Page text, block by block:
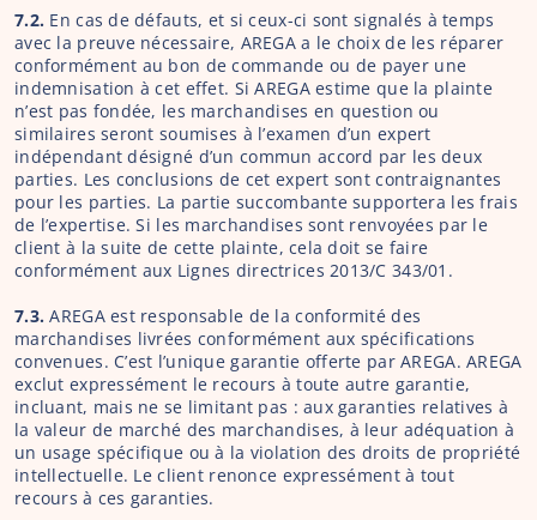
7.2. En cas de défauts, et si ceux-ci sont signalés à temps
avec la preuve nécessaire, AREGA a le choix de les réparer
conformément au bon de commande ou de payer une
indemnisation à cet effet. Si AREGA estime que la plainte
n’est pas fondée, les marchandises en question ou
similaires seront soumises à l’examen d’un expert
indépendant désigné d’un commun accord par les deux
parties. Les conclusions de cet expert sont contraignantes
pour les parties. La partie succombante supportera les frais
de l’expertise. Si les marchandises sont renvoyées par le
client à la suite de cette plainte, cela doit se faire
conformément aux Lignes directrices 2013/C 343/01.
7.3. AREGA est responsable de la conformité des
marchandises livrées conformément aux spécifications
convenues. C’est l’unique garantie offerte par AREGA. AREGA
exclut expressément le recours à toute autre garantie,
incluant, mais ne se limitant pas : aux garanties relatives à
la valeur de marché des marchandises, à leur adéquation à
un usage spécifique ou à la violation des droits de propriété
intellectuelle. Le client renonce expressément à tout
recours à ces garanties.